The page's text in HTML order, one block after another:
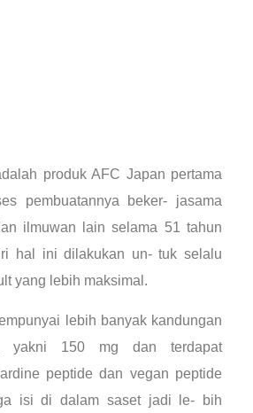
produk AFC Japan pertama
pembuatannya beker- jasama
ilmuwan lain selama 51 tahun
hal ini dilakukan un- tuk selalu
yang lebih maksimal.
lebih banyak kandungan
yakni 150 mg dan terdapat
peptide dan vegan peptide
isi di dalam saset jadi le- bih